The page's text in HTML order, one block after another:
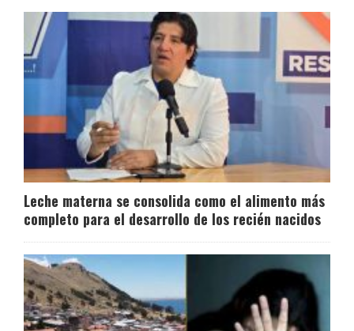
Leche materna se consolida como el alimento más
completo para el desarrollo de los recién nacidos